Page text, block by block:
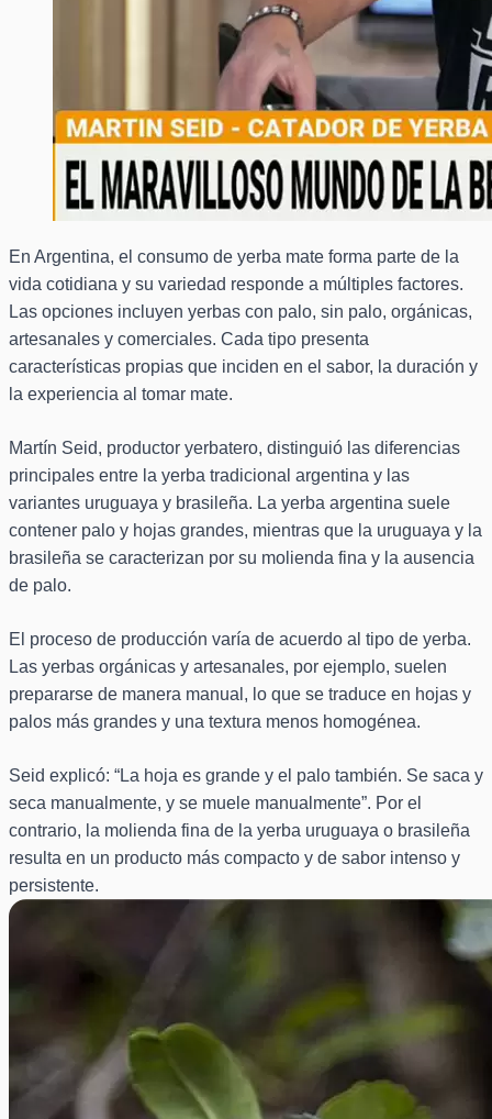
En Argentina, el consumo de yerba mate forma parte de la
vida cotidiana y su variedad responde a múltiples factores.
Las opciones incluyen yerbas con palo, sin palo, orgánicas,
artesanales y comerciales. Cada tipo presenta
características propias que inciden en el sabor, la duración y
la experiencia al tomar mate.
Martín Seid, productor yerbatero, distinguió las diferencias
principales entre la yerba tradicional argentina y las
variantes uruguaya y brasileña. La yerba argentina suele
contener palo y hojas grandes, mientras que la uruguaya y la
brasileña se caracterizan por su molienda fina y la ausencia
de palo.
El proceso de producción varía de acuerdo al tipo de yerba.
Las yerbas orgánicas y artesanales, por ejemplo, suelen
prepararse de manera manual, lo que se traduce en hojas y
palos más grandes y una textura menos homogénea.
Seid explicó: “La hoja es grande y el palo también. Se saca y
seca manualmente, y se muele manualmente”. Por el
contrario, la molienda fina de la yerba uruguaya o brasileña
resulta en un producto más compacto y de sabor intenso y
persistente.